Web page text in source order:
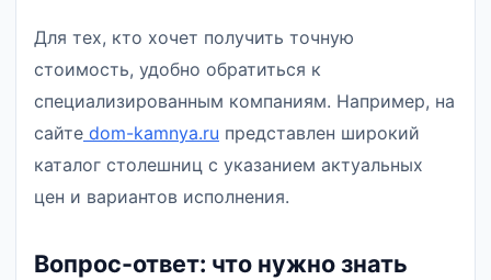
Для тех, кто хочет получить точную
стоимость, удобно обратиться к
специализированным компаниям. Например, на
сайте dom-kamnya.ru представлен широкий
каталог столешниц с указанием актуальных
цен и вариантов исполнения.
Вопрос-ответ: что нужно знать